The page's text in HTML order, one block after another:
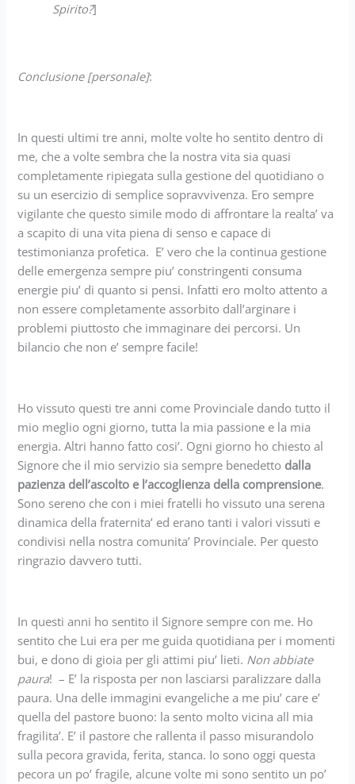
Spirito?]
Conclusione [personale]:
In questi ultimi tre anni, molte volte ho sentito dentro di
me, che a volte sembra che la nostra vita sia quasi
completamente ripiegata sulla gestione del quotidiano o
su un esercizio di semplice sopravvivenza. Ero sempre
vigilante che questo simile modo di affrontare la realta’ va
a scapito di una vita piena di senso e capace di
testimonianza profetica. E’ vero che la continua gestione
delle emergenza sempre piu’ constringenti consuma
energie piu’ di quanto si pensi. Infatti ero molto attento a
non essere completamente assorbito dall’arginare i
problemi piuttosto che immaginare dei percorsi. Un
bilancio che non e’ sempre facile!
Ho vissuto questi tre anni come Provinciale dando tutto il
mio meglio ogni giorno, tutta la mia passione e la mia
energia. Altri hanno fatto cosi’. Ogni giorno ho chiesto al
Signore che il mio servizio sia sempre benedetto dalla
pazienza dell’ascolto e l’accoglienza della comprensione.
Sono sereno che con i miei fratelli ho vissuto una serena
dinamica della fraternita’ ed erano tanti i valori vissuti e
condivisi nella nostra comunita’ Provinciale. Per questo
ringrazio davvero tutti.
In questi anni ho sentito il Signore sempre con me. Ho
sentito che Lui era per me guida quotidiana per i momenti
bui, e dono di gioia per gli attimi piu’ lieti. Non abbiate
paura! – E’ la risposta per non lasciarsi paralizzare dalla
paura. Una delle immagini evangeliche a me piu’ care e’
quella del pastore buono: la sento molto vicina all mia
fragilita’. E’ il pastore che rallenta il passo misurandolo
sulla pecora gravida, ferita, stanca. Io sono oggi questa
pecora un po’ fragile, alcune volte mi sono sentito un po’